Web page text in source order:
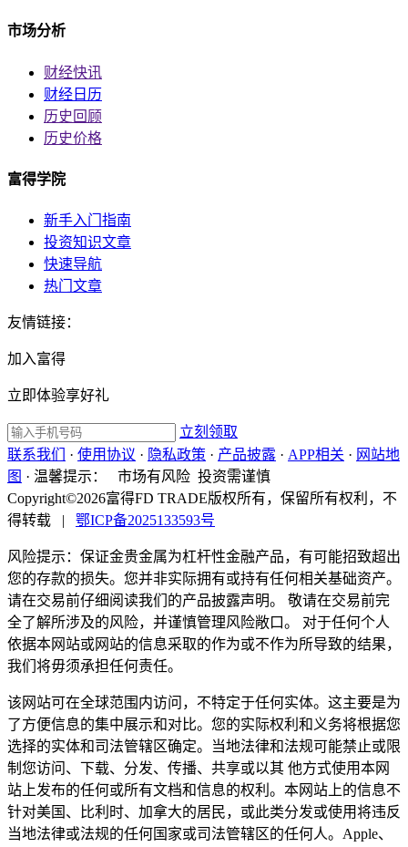
市场分析
财经快讯
财经日历
历史回顾
历史价格
富得学院
新手入门指南
投资知识文章
快速导航
热门文章
友情链接：
加入富得
立即体验享好礼
立刻领取
联系我们
· 使用协议 · 隐私政策 · 产品披露 · APP相关 · 网站地
图 · 温馨提示：
市场有风险 投资需谨慎
Copyright©2026富得FD TRADE版权所有，保留所有权利，不
得转载
| 鄂ICP备2025133593号
风险提示：保证金贵金属为杠杆性金融产品，有可能招致超出
您的存款的损失。您并非实际拥有或持有任何相关基础资产。
请在交易前仔细阅读我们的产品披露声明。 敬请在交易前完
全了解所涉及的风险，并谨慎管理风险敞口。 对于任何个人
依据本网站或网站的信息采取的作为或不作为所导致的结果，
我们将毋须承担任何责任。
该网站可在全球范围内访问，不特定于任何实体。这主要是为
了方便信息的集中展示和对比。您的实际权利和义务将根据您
选择的实体和司法管辖区确定。当地法律和法规可能禁止或限
制您访问、下载、分发、传播、共享或以其 他方式使用本网
站上发布的任何或所有文档和信息的权利。本网站上的信息不
针对美国、比利时、加拿大的居民，或此类分发或使用将违反
当地法律或法规的任何国家或司法管辖区的任何人。Apple、